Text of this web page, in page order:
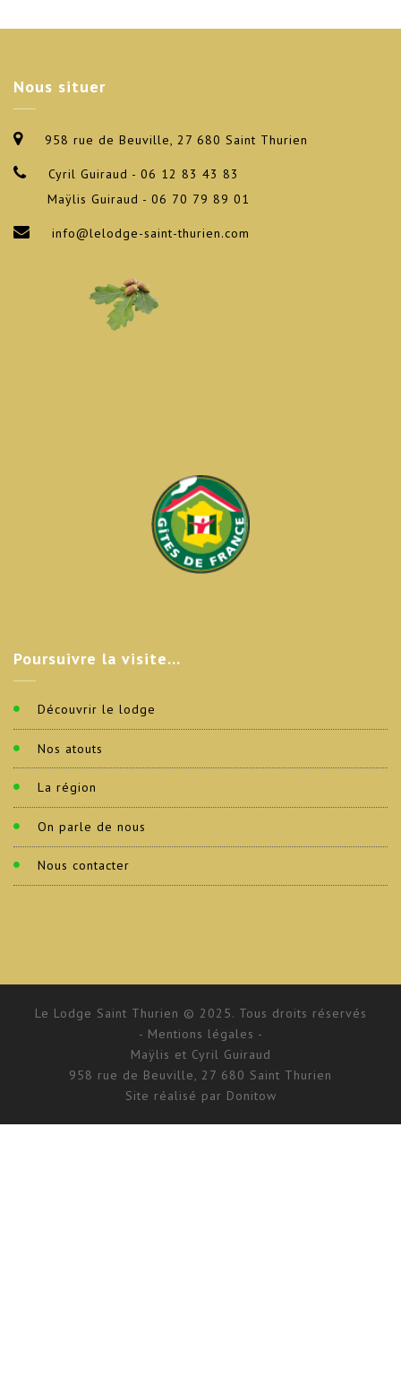
Nous situer
958 rue de Beuville, 27 680 Saint Thurien
Cyril Guiraud - 06 12 83 43 83
Maÿlis Guiraud - 06 70 79 89 01
info@lelodge-saint-thurien.com
Poursuivre la visite…
Découvrir le lodge
Nos atouts
La région
On parle de nous
Nous contacter
Le Lodge Saint Thurien © 2025. Tous droits réservés
- Mentions légales -
Maÿlis et Cyril Guiraud
958 rue de Beuville, 27 680 Saint Thurien
Site réalisé par Donitow